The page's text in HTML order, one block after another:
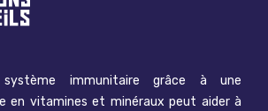
système immunitaire grâce à une
en vitamines et minéraux peut aider à